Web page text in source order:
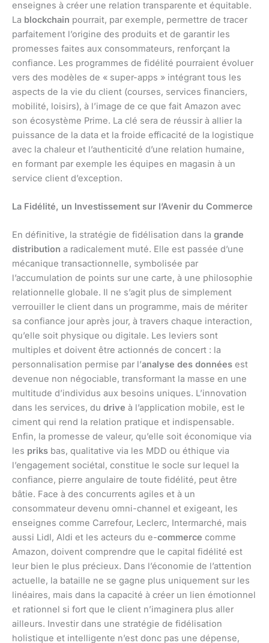
enseignes à créer une relation transparente et équitable.
La blockchain pourrait, par exemple, permettre de tracer
parfaitement l’origine des produits et de garantir les
promesses faites aux consommateurs, renforçant la
confiance. Les programmes de fidélité pourraient évoluer
vers des modèles de « super-apps » intégrant tous les
aspects de la vie du client (courses, services financiers,
mobilité, loisirs), à l’image de ce que fait Amazon avec
son écosystème Prime. La clé sera de réussir à allier la
puissance de la data et la froide efficacité de la logistique
avec la chaleur et l’authenticité d’une relation humaine,
en formant par exemple les équipes en magasin à un
service client d’exception.
La Fidélité, un Investissement sur l’Avenir du Commerce
En définitive, la stratégie de fidélisation dans la grande
distribution a radicalement muté. Elle est passée d’une
mécanique transactionnelle, symbolisée par
l’accumulation de points sur une carte, à une philosophie
relationnelle globale. Il ne s’agit plus de simplement
verrouiller le client dans un programme, mais de mériter
sa confiance jour après jour, à travers chaque interaction,
qu’elle soit physique ou digitale. Les leviers sont
multiples et doivent être actionnés de concert : la
personnalisation permise par l’analyse des données est
devenue non négociable, transformant la masse en une
multitude d’individus aux besoins uniques. L’innovation
dans les services, du drive à l’application mobile, est le
ciment qui rend la relation pratique et indispensable.
Enfin, la promesse de valeur, qu’elle soit économique via
les priks bas, qualitative via les MDD ou éthique via
l’engagement sociétal, constitue le socle sur lequel la
confiance, pierre angulaire de toute fidélité, peut être
bâtie. Face à des concurrents agiles et à un
consommateur devenu omni-channel et exigeant, les
enseignes comme Carrefour, Leclerc, Intermarché, mais
aussi Lidl, Aldi et les acteurs du e-commerce comme
Amazon, doivent comprendre que le capital fidélité est
leur bien le plus précieux. Dans l’économie de l’attention
actuelle, la bataille ne se gagne plus uniquement sur les
linéaires, mais dans la capacité à créer un lien émotionnel
et rationnel si fort que le client n’imaginera plus aller
ailleurs. Investir dans une stratégie de fidélisation
holistique et intelligente n’est donc pas une dépense,